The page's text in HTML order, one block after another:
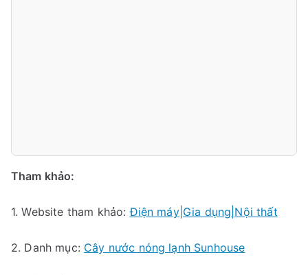
Tham khảo:
1. Website tham khảo:Điện máy|Gia dụng|Nội thất
2. Danh mục: Cây nước nóng lạnh Sunhouse